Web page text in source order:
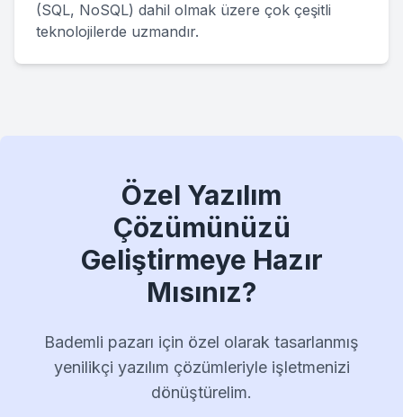
(SQL, NoSQL) dahil olmak üzere çok çeşitli
teknolojilerde uzmandır.
Özel Yazılım
Çözümünüzü
Geliştirmeye Hazır
Mısınız?
Bademli pazarı için özel olarak tasarlanmış
yenilikçi yazılım çözümleriyle işletmenizi
dönüştürelim.